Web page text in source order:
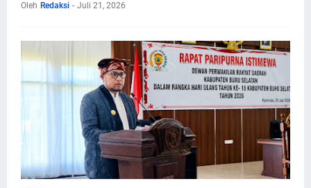
Oleh Redaksi - Juli 21, 2026